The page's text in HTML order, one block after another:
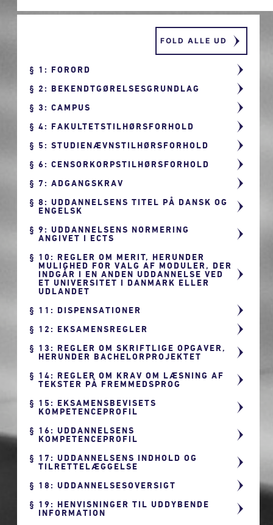
FOLD ALLE UD
1: FORORD
2: BEKENDTGØRELSESGRUNDLAG
3: CAMPUS
4: FAKULTETSTILHØRSFORHOLD
5: STUDIENÆVNSTILHØRSFORHOLD
6: CENSORKORPSTILHØRSFORHOLD
7: ADGANGSKRAV
8: UDDANNELSENS TITEL PÅ DANSK OG
ENGELSK
9: UDDANNELSENS NORMERING
ANGIVET I ECTS
10: REGLER OM MERIT, HERUNDER
MULIGHED FOR VALG AF MODULER, DER
INDGÅR I EN ANDEN UDDANNELSE VED
ET UNIVERSITET I DANMARK ELLER
UDLANDET
11: DISPENSATIONER
12: EKSAMENSREGLER
13: REGLER OM SKRIFTLIGE OPGAVER,
HERUNDER BACHELORPROJEKTET
14: REGLER OM KRAV OM LÆSNING AF
TEKSTER PÅ FREMMEDSPROG
15: EKSAMENSBEVISETS
KOMPETENCEPROFIL
16: UDDANNELSENS
KOMPETENCEPROFIL
17: UDDANNELSENS INDHOLD OG
TILRETTELÆGGELSE
18: UDDANNELSESOVERSIGT
19: HENVISNINGER TIL UDDYBENDE
INFORMATION